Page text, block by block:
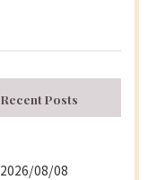
Recent Posts
2026/08/08